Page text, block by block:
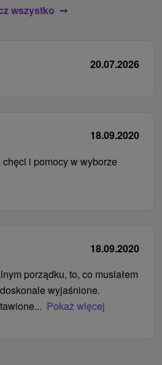
wszystko
20.07.2026
18.09.2020
i pomocy w wyborze
18.09.2020
porządku, to, co musiałem
wyjaśnione.
Pokaż więcej